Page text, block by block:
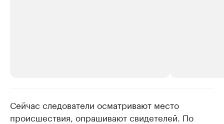
Крупнейшие производители и Страховые
Сейчас следователи осматривают место
происшествия, опрашивают свидетелей. По